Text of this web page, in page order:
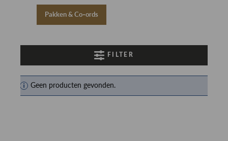
Pakken & Co-ords
FILTER
Geen producten gevonden.